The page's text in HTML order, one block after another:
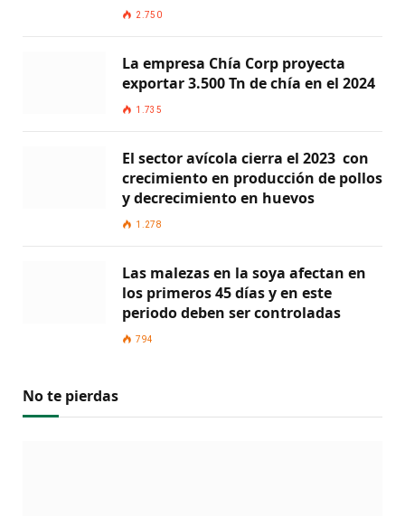
2.750
La empresa Chía Corp proyecta
exportar 3.500 Tn de chía en el 2024
1.735
El sector avícola cierra el 2023 con
crecimiento en producción de pollos
y decrecimiento en huevos
1.278
Las malezas en la soya afectan en
los primeros 45 días y en este
periodo deben ser controladas
794
No te pierdas